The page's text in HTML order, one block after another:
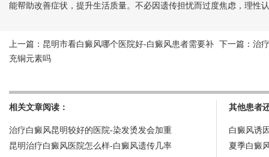
能帮助改善症状，提升生活质量。不必因遗传担忧而过度焦虑，理性
上一篇： 昆明市看白癜风哪个医院好-白癜风患者需要补
充铜元素吗
下一篇： 治
相关文章阅读：
治疗白癜风昆明较好的医院-染发烫发会加重
昆明治疗白癜风医院怎么样-白癜风遗传几率
其他患者
白癜风诱
夏季白癜